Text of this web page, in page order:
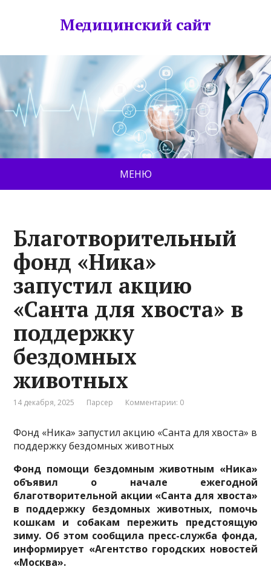
Медицинский сайт
МЕНЮ
Благотворительный
фонд «Ника»
запустил акцию
«Санта для хвоста» в
поддержку
бездомных
животных
14 декабря, 2025 Парсер Комментарии: 0
Фонд «Ника» запустил акцию «Санта для хвоста» в
поддержку бездомных животных
Фонд помощи бездомным животным «Ника»
объявил о начале ежегодной
благотворительной акции «Санта для хвоста»
в поддержку бездомных животных, помочь
кошкам и собакам пережить предстоящую
зиму. Об этом сообщила пресс-служба фонда,
информирует «Агентство городских новостей
«Москва».